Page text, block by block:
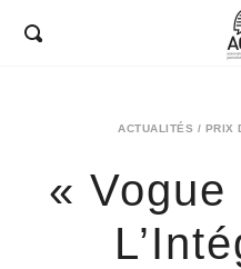
ACTUALITÉS / PRIX
«